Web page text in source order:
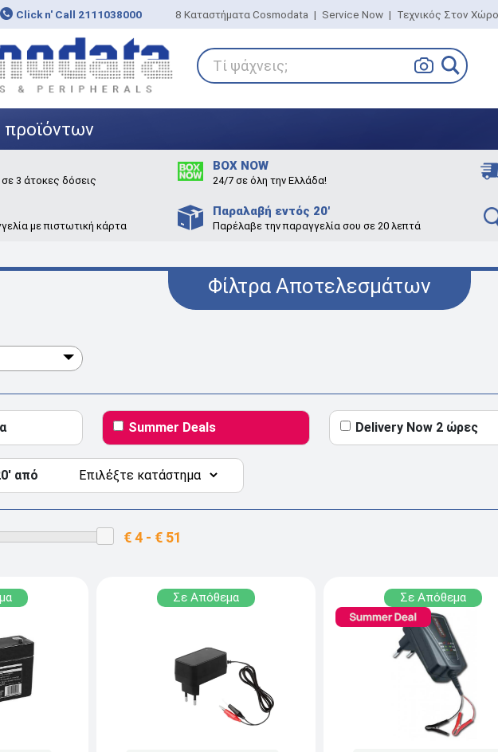
Click n' Call 2111038000 8 Καταστήματα Cosmodata | Service Now | Τεχνικός Στον
Τί ψάχνεις;
προϊόντων
3 άτοκες δόσεις
BOX NOW
24/7 σε όλη την Ελλάδα!
με πιστωτική κάρτα
Παραλαβή εντός 20'
Παρέλαβε την παραγγελία σου σε 20 λεπτά
Φίλτρα Αποτελεσμάτων
Summer Deals Delivery Now 2 ώρες
από
Σε Απόθεμα Σε Απόθεμα